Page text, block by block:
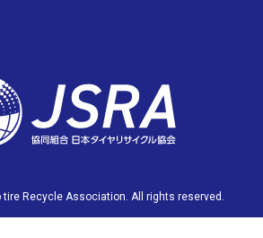
tire Recycle Association. All rights reserved.